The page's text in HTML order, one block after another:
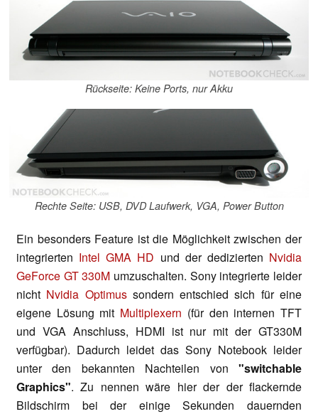
Rückseite: Keine Ports, nur Akku
Rechte Seite: USB, DVD Laufwerk, VGA, Power Button
Ein besonders Feature ist die Möglichkeit zwischen der
integrierten Intel GMA HD und der dedizierten Nvidia
GeForce GT 330M umzuschalten. Sony integrierte leider
nicht Nvidia Optimussondern entschied sich für eine
eigene Lösung mit Multiplexern (für den internen TFT
und VGA Anschluss, HDMI ist nur mit der GT330M
verfügbar). Dadurch leidet das Sony Notebook leider
unter den bekannten Nachteilen von "switchable
Graphics". Zu nennen wäre hier der der flackernde
Bildschirm bei der einige Sekunden dauernden